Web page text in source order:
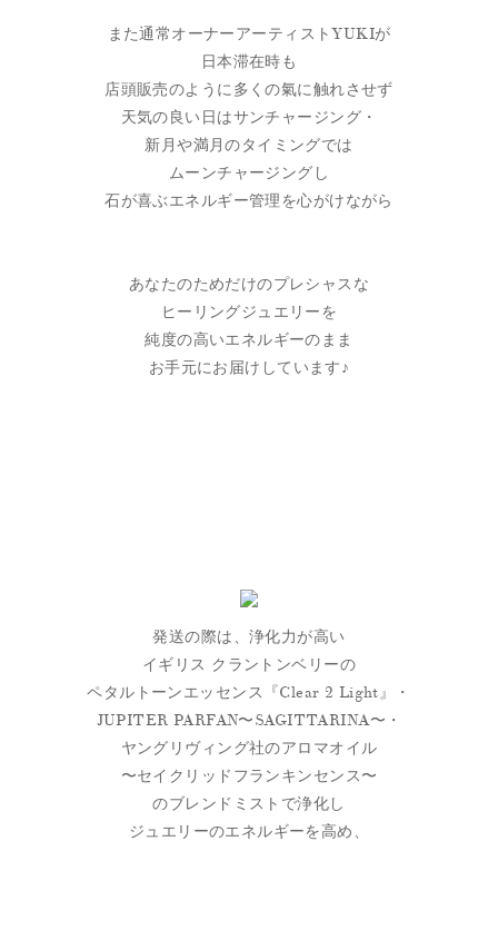
また通常オーナーアーティストYUKIが
日本滞在時も
店頭販売のように多くの氣に触れさせず
天気の良い日はサンチャージング・
新月や満月のタイミングでは
ムーンチャージングし
石が喜ぶエネルギー管理を心がけながら
あなたのためだけのプレシャスな
ヒーリングジュエリーを
純度の高いエネルギーのまま
お手元にお届けしています♪
発送の際は、浄化力が高い
イギリス クラントンベリーの
ペタルトーンエッセンス『Clear 2 Light』・
JUPITER PARFAN〜SAGITTARINA〜・
ヤングリヴィング社のアロマオイル
〜セイクリッドフランキンセンス〜
のブレンドミストで浄化し
ジュエリーのエネルギーを高め、